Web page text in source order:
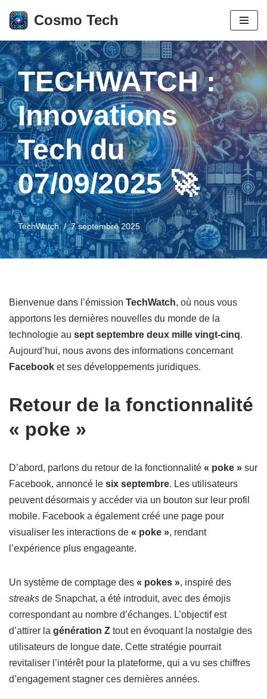
Aller
au
contenu
Cosmo Tech
TECHWATCH :
Innovations
Tech du
07/09/2025 🚀
TechWatch 7 septembre 2025
Bienvenue dans l’émission TechWatch, où nous vous
apportons les dernières nouvelles du monde de la
technologie au sept septembre deux mille vingt-cinq.
Aujourd’hui, nous avons des informations concernant
Facebook et ses développements juridiques.
Retour de la fonctionnalité
« poke »
D’abord, parlons du retour de la fonctionnalité « poke » sur
Facebook, annoncé le six septembre. Les utilisateurs
peuvent désormais y accéder via un bouton sur leur profil
mobile. Facebook a également créé une page pour
visualiser les interactions de « poke », rendant
l’expérience plus engageante.
Un système de comptage des « pokes », inspiré des
streaks de Snapchat, a été introduit, avec des émojis
correspondant au nombre d’échanges. L’objectif est
d’attirer la génération Z tout en évoquant la nostalgie des
utilisateurs de longue date. Cette stratégie pourrait
revitaliser l’intérêt pour la plateforme, qui a vu ses chiffres
d’engagement stagner ces dernières années.